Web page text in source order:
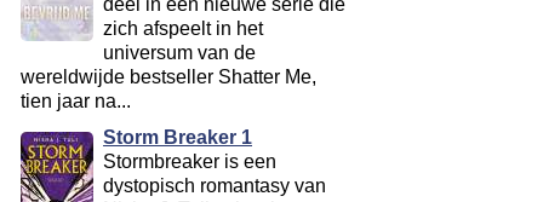
deel in een nieuwe serie die
zich afspeelt in het
universum van de
wereldwijde bestseller Shatter Me,
tien jaar na...
Storm Breaker 1
Stormbreaker is een
dystopisch romantasy van